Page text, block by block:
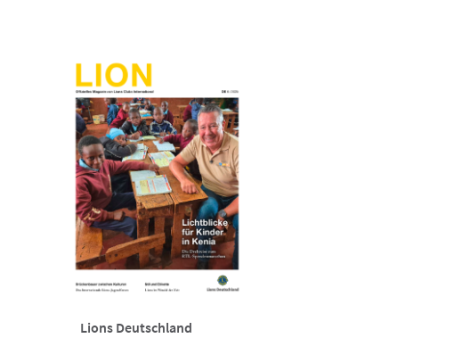
Lions Deutschland